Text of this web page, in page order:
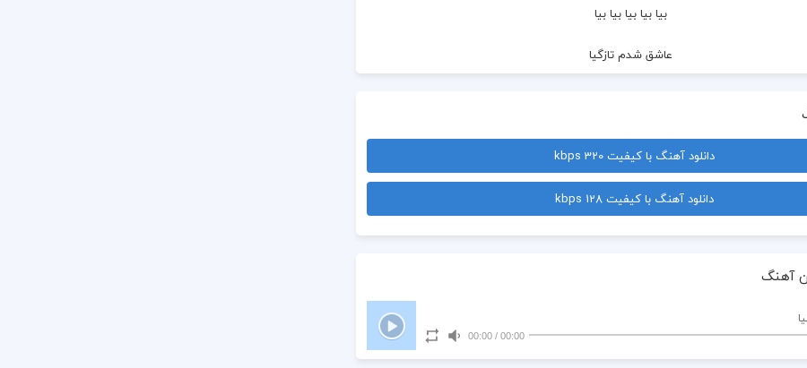
  بیا بیا بیا بیا بیا
  عاشق شدم تازگیا
  تو دل بروتر شدیا
  بیا بیا بیا بیا بیا
  فقط به من دل بدیا
دانلود آهنگ با کیفیت 320 kbps
دانلود آهنگ با کیفیت 128 kbps
آهنگ
00:00
/
00:00